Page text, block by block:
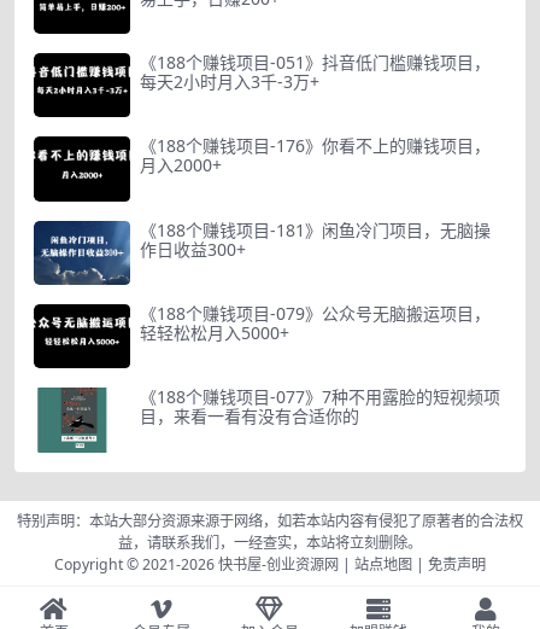
《188个赚钱项目-051》抖音低门槛赚钱项目，
每天2小时月入3千-3万+
《188个赚钱项目-176》你看不上的赚钱项目，
月入2000+
《188个赚钱项目-181》闲鱼冷门项目，无脑操
作日收益300+
《188个赚钱项目-079》公众号无脑搬运项目，
轻轻松松月入5000+
《188个赚钱项目-077》7种不用露脸的短视频项
目，来看一看有没有合适你的
特别声明：本站大部分资源来源于网络，如若本站内容有侵犯了原著者的合法权
益，请联系我们，一经查实，本站将立刻删除。
Copyright © 2021-2026快书屋-创业资源网 | 站点地图 | 免责声明